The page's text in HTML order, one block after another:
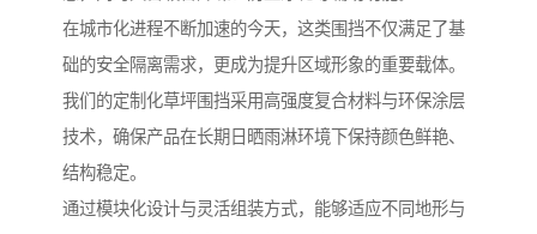
在城市化进程不断加速的今天，这类围挡不仅满足了基
础的安全隔离需求，更成为提升区域形象的重要载体。
我们的定制化草坪围挡采用高强度复合材料与环保涂层
技术，确保产品在长期日晒雨淋环境下保持颜色鲜艳、
结构稳定。
通过模块化设计与灵活组装方式，能够适应不同地形与